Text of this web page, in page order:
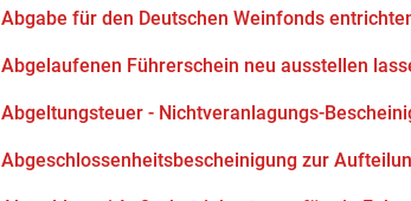
Abgabe für den Deutschen Weinfonds
Abgelaufenen Führerschein neu ausstellen
Abgeltungsteuer - Nichtveranlagungs-
Abgeschlossenheitsbescheinigung zur